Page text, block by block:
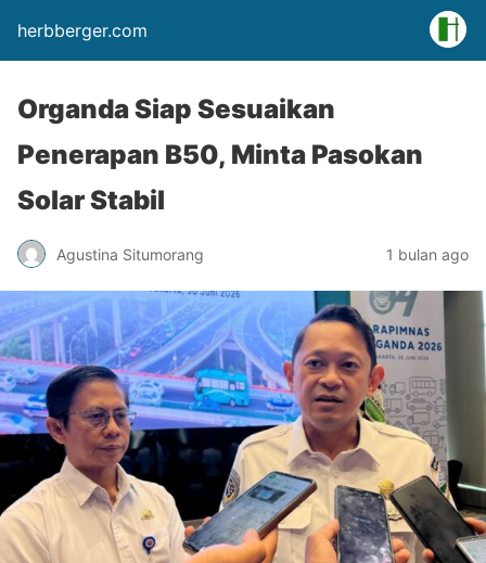
herbberger.com
Organda Siap Sesuaikan
Penerapan B50, Minta Pasokan
Solar Stabil
Agustina Situmorang 1 bulan ago